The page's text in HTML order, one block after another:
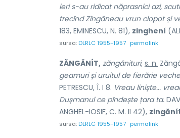
ieri s-au ridicat năprasnici azi,
trecînd Zîngăneau vrun clopot și
183, EMINESCU, N. 81), zinghení
sursa:DLRLC 1955-1957 permalink
ZĂNGĂNÍT, zăngănituri, s. n.
geamuri și uruitul de fierărie
PETRESCU, Î. I 8. Vreau liniște...
Dușmanul ce pîndește țara ta.
ANGHEL-IOSIF, C. M. II 42),
sursa:DLRLC 1955-1957 permalink